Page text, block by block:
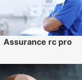
Assurance rc pro